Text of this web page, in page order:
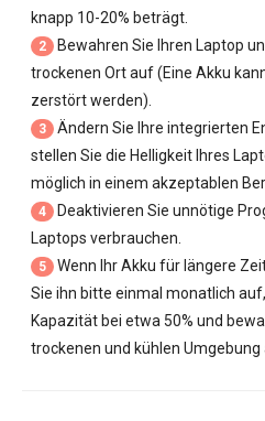
knapp 10-20% beträgt.
2
Bewahren Sie Ihren Laptop
trockenen Ort auf (Eine Akku
zerstört werden).
3
Ändern Sie Ihre integrierten
stellen Sie die Helligkeit Ihres
möglich in einem akzeptablen
4
Deaktivieren Sie unnötige
Laptops verbrauchen.
5
Wenn Ihr Akku für längere
Sie ihn bitte einmal monatlich
Kapazität bei etwa 50% und
trockenen und kühlen Umgebung